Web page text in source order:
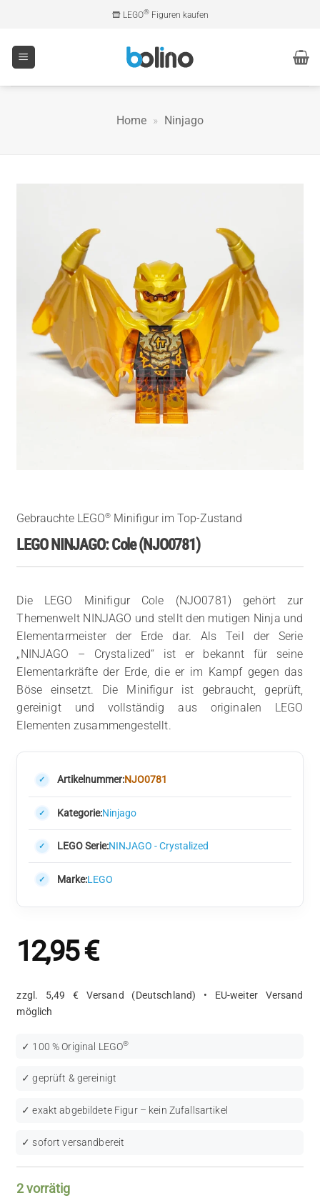
springen
LEGO®Figuren kaufen
Home » Ninjago
Gebrauchte LEGO® Minifigur im Top-Zustand
LEGO NINJAGO: Cole (NJO0781)
Die LEGO Minifigur Cole (NJO0781) gehört zur
Themenwelt NINJAGO und stellt den mutigen Ninja und
Elementarmeister der Erde dar. Als Teil der Serie
„NINJAGO – Crystalized“ ist er bekannt für seine
Elementarkräfte der Erde, die er im Kampf gegen das
Böse einsetzt. Die Minifigur ist gebraucht, geprüft,
gereinigt und vollständig aus originalen LEGO
Elementen zusammengestellt.
Artikelnummer:NJO0781
Kategorie:Ninjago
LEGO Serie:NINJAGO - Crystalized
Marke:LEGO
12,95€
zzgl. 5,49 € Versand (Deutschland) • EU-weiter Versand
möglich
✓ 100 % Original LEGO®
✓ geprüft & gereinigt
✓ exakt abgebildete Figur – kein Zufallsartikel
✓ sofort versandbereit
2 vorrätig